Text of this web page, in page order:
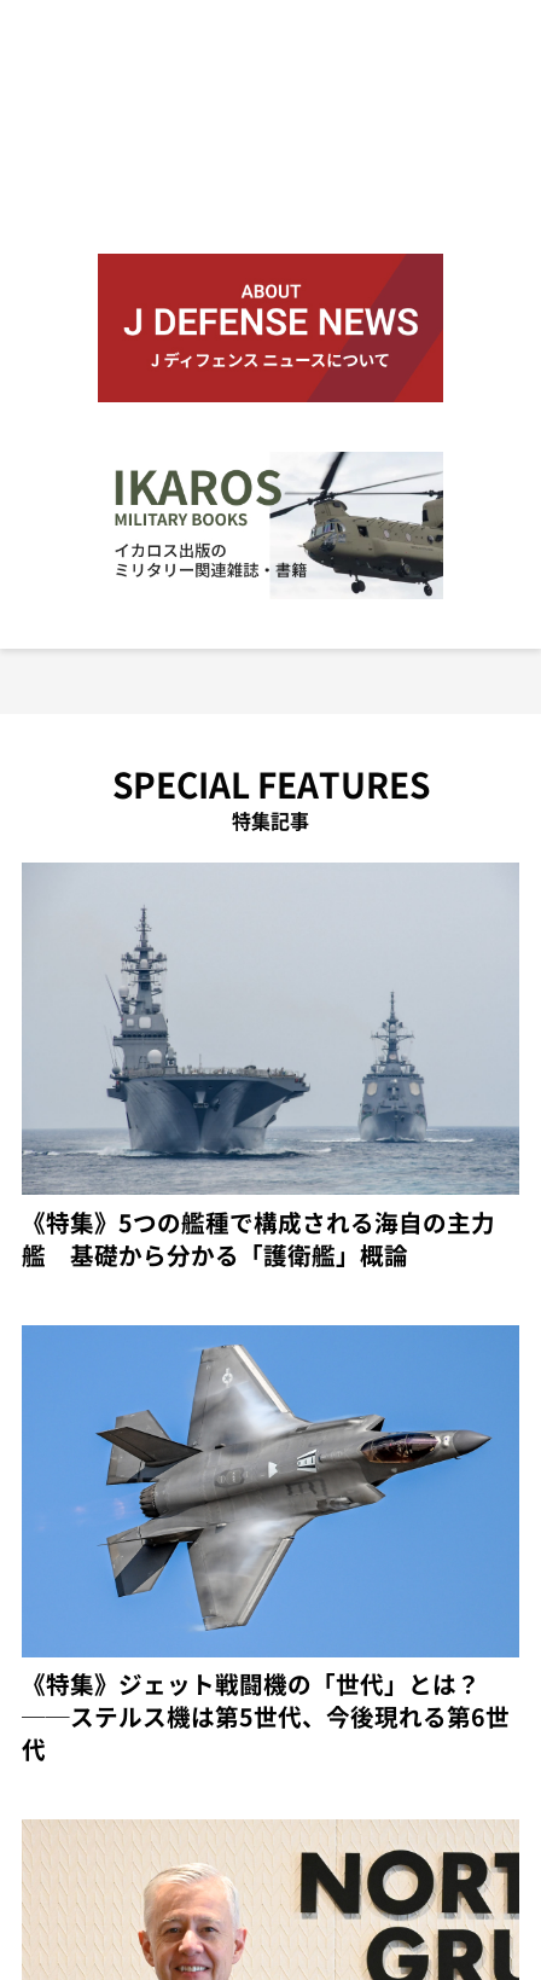
SPECIAL FEATURES
特集記事
《特集》5つの艦種で構成される海自の主力
艦 基礎から分かる「護衛艦」概論
《特集》ジェット戦闘機の「世代」とは？
──ステルス機は第5世代、今後現れる第6世
代